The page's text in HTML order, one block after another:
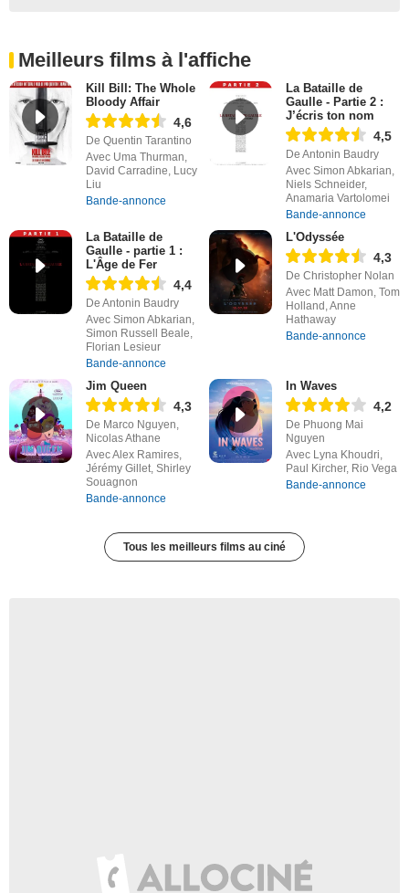
Meilleurs films à l'affiche
Kill Bill: The Whole
Bloody Affair
4,6
De Quentin Tarantino
Avec Uma Thurman,
David Carradine, Lucy
Liu
Bande-annonce
La Bataille de
Gaulle - Partie 2 :
J’écris ton nom
4,5
De Antonin Baudry
Avec Simon Abkarian,
Niels Schneider,
Anamaria Vartolomei
Bande-annonce
La Bataille de
Gaulle - partie 1 :
L'Âge de Fer
4,4
De Antonin Baudry
Avec Simon Abkarian,
Simon Russell Beale,
Florian Lesieur
Bande-annonce
L'Odyssée
4,3
De Christopher Nolan
Avec Matt Damon, Tom
Holland, Anne
Hathaway
Bande-annonce
Jim Queen
4,3
De Marco Nguyen,
Nicolas Athane
Avec Alex Ramires,
Jérémy Gillet, Shirley
Souagnon
Bande-annonce
In Waves
4,2
De Phuong Mai
Nguyen
Avec Lyna Khoudri,
Paul Kircher, Rio Vega
Bande-annonce
Tous les meilleurs films au ciné